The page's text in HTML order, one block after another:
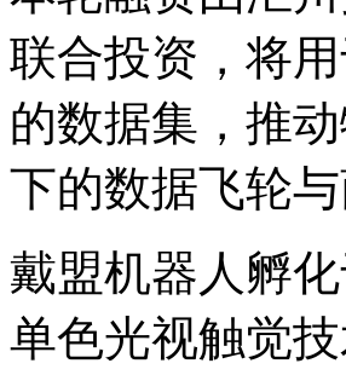
联合投资，将
的数据集，推
下的数据飞轮
戴盟机器人孵
单色光视触觉